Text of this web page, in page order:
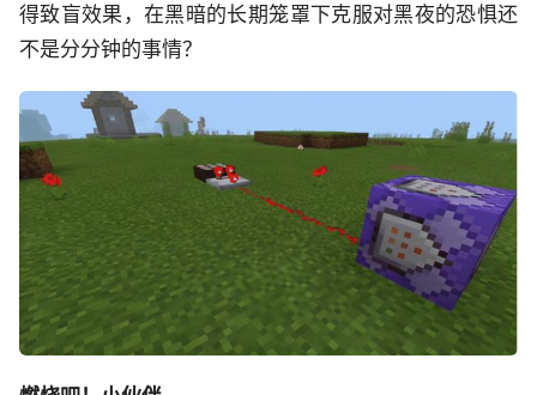
得致盲效果，在黑暗的长期笼罩下克服对黑夜的恐惧还
不是分分钟的事情？